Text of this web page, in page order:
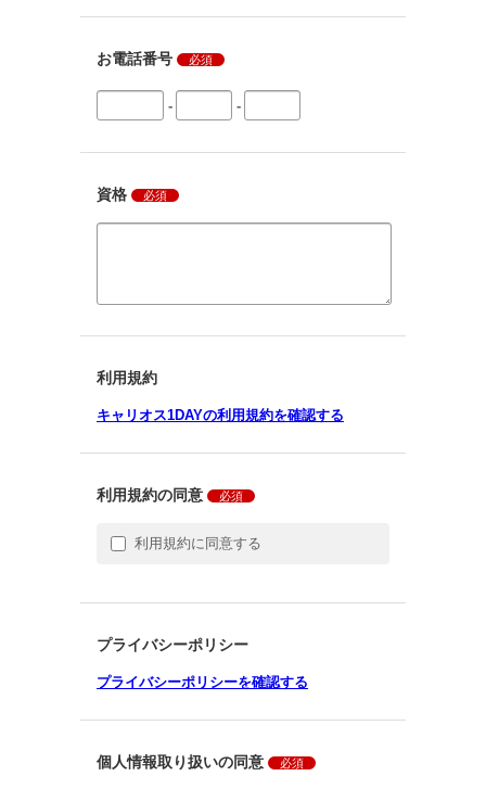
お電話番号 必須
- -
資格 必須
利用規約
キャリオス1DAYの利用規約を確認する
利用規約の同意 必須
利用規約に同意する
プライバシーポリシー
プライバシーポリシーを確認する
個人情報取り扱いの同意 必須